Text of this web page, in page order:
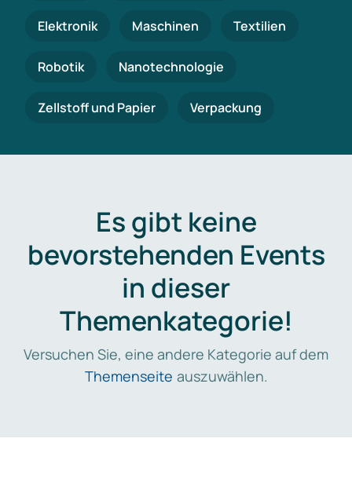
Elektronik Maschinen Textilien
Robotik Nanotechnologie
Zellstoff und Papier Verpackung
Es gibt keine
bevorstehenden Events
in dieser
Themenkategorie!
Versuchen Sie, eine andere Kategorie auf dem
Themenseite auszuwählen.